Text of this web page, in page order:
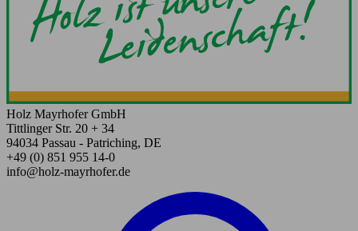
Holz Mayrhofer GmbH
Tittlinger Str. 20 + 34
94034 Passau - Patriching, DE
+49 (0) 851 955 14-0
info@holz-mayrhofer.de